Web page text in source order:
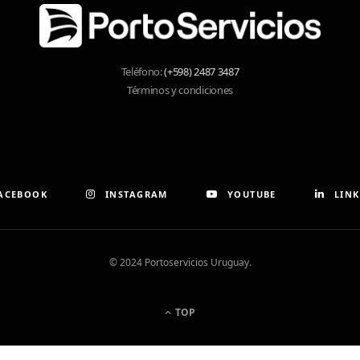
Teléfono:(+598) 2487 3487
Términos y condiciones
INSTAGRAM YOUTUBE
© 2024 Portoservicios Uruguay.
TOP